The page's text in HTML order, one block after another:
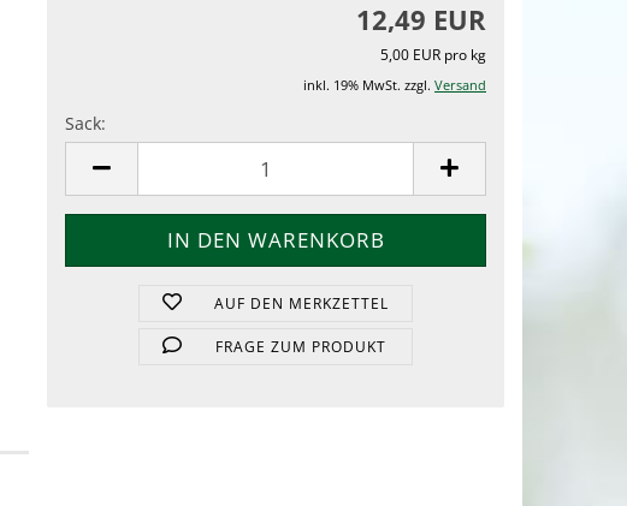
12,49 EUR
5,00 EUR pro kg
inkl. 19% MwSt. zzgl. Versand
Sack:
Sack
AUF DEN MERKZETTEL
FRAGE ZUM PRODUKT